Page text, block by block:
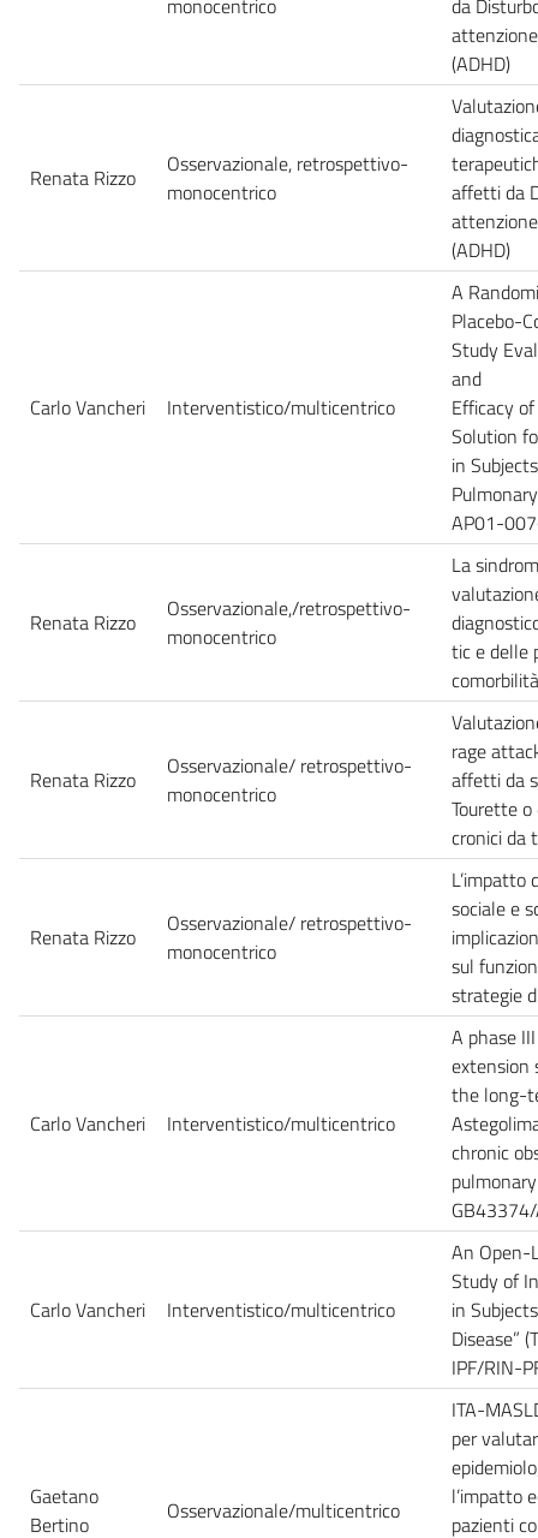
monocentrico
da
(ADHD)
Renata Rizzo
Osservazionale, retrospettivo-
monocentrico
affetti da
(ADHD)
Carlo Vancheri Interventistico/multicentrico
A
Placebo-
Study
and
Efficacy
Solution
in
AP01-
Renata Rizzo
Osservazionale,/retrospettivo-
monocentrico
La
tic e delle
Renata Rizzo
Osservazionale/ retrospettivo-
monocentrico
rage
affetti da
Tourette
cronici da
Renata Rizzo
Osservazionale/ retrospettivo-
monocentrico
L’impatto
sociale e
sul
strategie
Carlo Vancheri Interventistico/multicentrico
A phase
extension
the long-
chronic
Carlo Vancheri Interventistico/multicentrico
An Open-
Study of
in
Disease”
IPF/RIN-
Gaetano
Bertino
Osservazionale/multicentrico
ITA-
per
l’impatto
pazienti